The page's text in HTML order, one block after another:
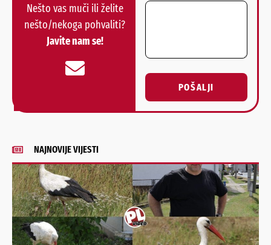
Nešto vas muči ili želite
nešto/nekoga pohvaliti?
Javite nam se!
POŠALJI
Alternative:
NAJNOVIJE VIJESTI